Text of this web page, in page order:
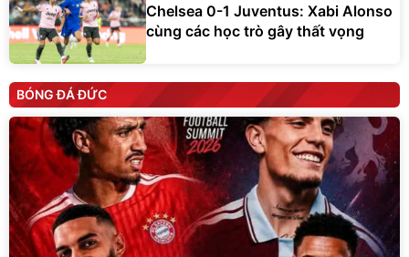
Chelsea 0-1 Juventus: Xabi Alonso
cùng các học trò gây thất vọng
BÓNG ĐÁ ĐỨC